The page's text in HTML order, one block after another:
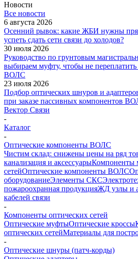
Новости
Все новости
6 августа 2026
Осенний рывок: какие ЖБИ нужны
успеть сдать сети связи до холодов?
30 июля 2026
Руководство по грунтовым
выбираем муфту, чтобы не
ВОЛС
23 июля 2026
Подбор оптических шнуров и
при заказе пассивных компонентов
Вектор Связи
-
Каталог
-
Оптические компоненты ВОЛС
Чистим склад: снижены цены на ряд
канализация и аксессуарыКомпоненты
сетейОптические компоненты ВОЛС
оборудованиеЭлементы СКС
пожароохранная продукцияЖД узлы и
кабелей связи
-
Компоненты оптических сетей
Оптические муфтыОптические кроссы
оптических сетейМатериалы для
-
Оптические шнуры (патч-корды)